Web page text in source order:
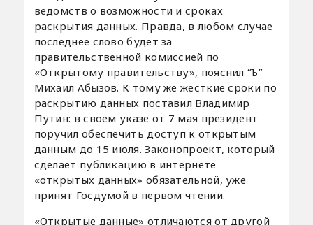
ведомств о возможности и сроках
раскрытия данных. Правда, в любом случае
последнее слово будет за
правительственной комиссией по
«Открытому правительству», пояснил “Ъ”
Михаил Абызов. К тому же жесткие сроки по
раскрытию данных поставил Владимир
Путин: в своем указе от 7 мая президент
поручил обеспечить доступ к открытым
данным до 15 июля. Законопроект, который
сделает публикацию в интернете
«открытых данных» обязательной, уже
принят Госдумой в первом чтении.
«Открытые данные» отличаются от другой